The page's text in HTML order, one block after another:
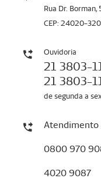
Rua Dr.
CEP: 24020-320
Ouvidoria
21 3803-
21 3803-
de segunda a
Atendimento
0800 970
4020 9087